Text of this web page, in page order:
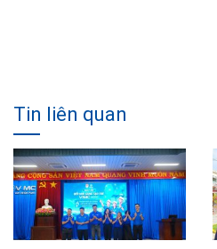
Tin liên quan